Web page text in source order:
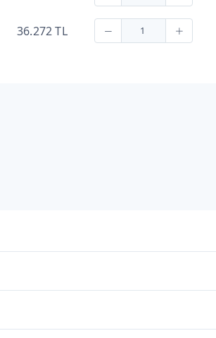
36.272 TL